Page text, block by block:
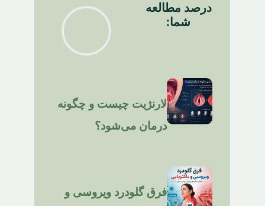
درصد مطالعه
شما:
لارنژیت چیست و چگونه
درمان می‌شود؟
فرق گلودرد ویروسی و